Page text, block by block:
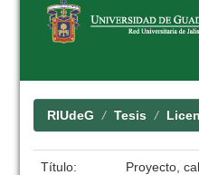
RIUdeG Tesis
Título:
Proyecto,